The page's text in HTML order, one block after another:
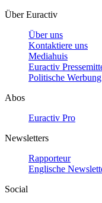
Über Euractiv
Über uns
Kontaktiere uns
Mediahuis
Euractiv
Politische Werbung
Abos
Euractiv Pro
Newsletters
Rapporteur
Englische
Social